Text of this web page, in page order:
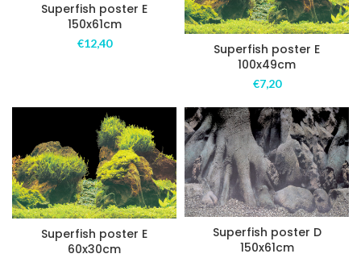
Superfish poster E
150x61cm
€12,40
Superfish poster E
100x49cm
€7,20
Superfish poster E
60x30cm
Superfish poster D
150x61cm